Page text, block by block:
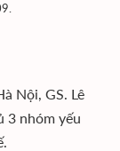
Nội, GS. Lê
3 nhóm yếu